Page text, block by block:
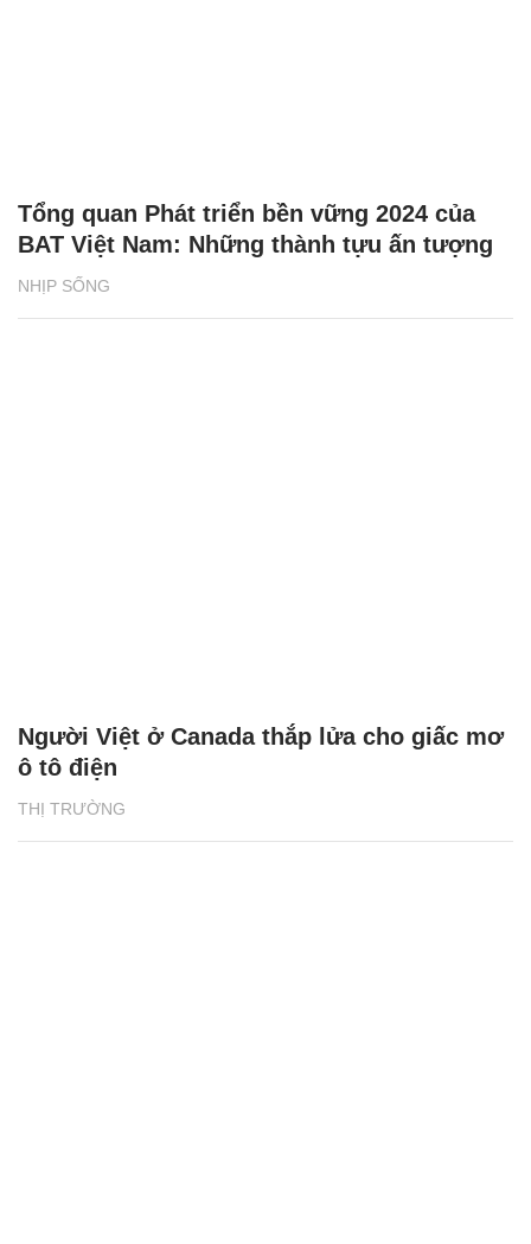
NHỊP SỐNG
Tổng quan Phát triển bền vững 2024 của
BAT Việt Nam: Những thành tựu ấn tượng
THỊ TRƯỜNG
Người Việt ở Canada thắp lửa cho giấc mơ
ô tô điện